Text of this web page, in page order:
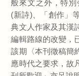
般來文之外，特別
(新詩)、「創作」
典文人作家及其漢
編輯路線的改變，
該期〈本刊徵稿簡
應時代之要求，故